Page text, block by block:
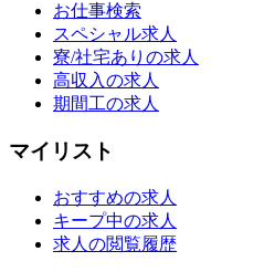
お仕事検索
スペシャル求人
寮/社宅ありの求人
高収入の求人
期間工の求人
マイリスト
おすすめの求人
キープ中の求人
求人の閲覧履歴